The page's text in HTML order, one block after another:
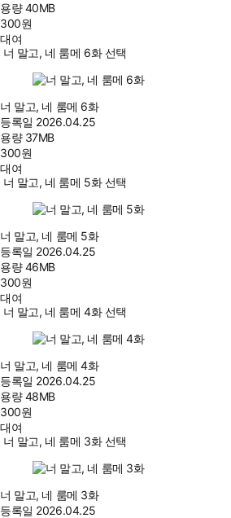
용량40MB
300원
대여
너 말고, 네 룸메 6화 선택
너 말고, 네 룸메 6화
등록일 2026.04.25
용량 37MB
300원
대여
너 말고, 네 룸메 5화 선택
너 말고, 네 룸메 5화
등록일 2026.04.25
용량46MB
300원
대여
너 말고, 네 룸메 4화 선택
너 말고, 네 룸메 4화
등록일 2026.04.25
용량48MB
300원
대여
너 말고, 네 룸메 3화 선택
너 말고, 네 룸메 3화
등록일 2026.04.25